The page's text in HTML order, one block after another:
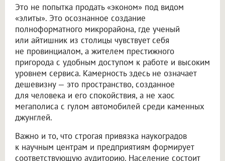
Это не попытка продать «эконом» под видом
«элиты». Это осознанное создание
полноформатного микрорайона, где ученый
или айтишник из столицы чувствует себя
не провинциалом, а жителем престижного
пригорода с удобным доступом к работе и высоким
уровнем сервиса. Камерность здесь не означает
дешевизну — это пространство, созданное
для человека и его спокойствия, а не хаос
мегаполиса с гулом автомобилей среди каменных
джунглей.
Важно и то, что строгая привязка наукоградов
к научным центрам и предприятиям формирует
соответствующую аудиторию. Население состоит